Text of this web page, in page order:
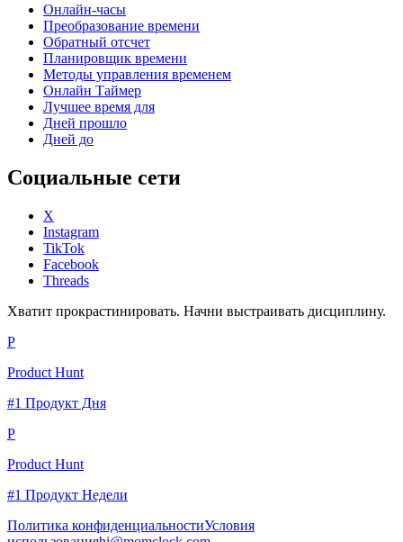
Онлайн-часы
Преобразование времени
Обратный отсчет
Планировщик времени
Методы управления временем
Онлайн Таймер
Лучшее время для
Дней прошло
Дней до
Социальные сети
X
Instagram
TikTok
Facebook
Threads
Хватит прокрастинировать. Начни выстраивать дисциплину.
P
Product Hunt
#1 Продукт Дня
P
Product Hunt
#1 Продукт Недели
Политика конфиденциальностиУсловия